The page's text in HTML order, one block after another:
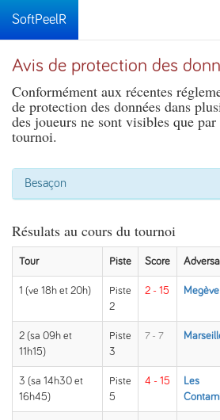
SoftPeelR
Avis de protection des
Conformément aux récentes
de protection des données dans
des joueurs ne sont visibles que
tournoi.
Besaçon
Résulats au cours du tournoi
Tour Piste Score
1 (ve 18h et 20h)
Piste
2
2 - 15 Megève
2 (sa 09h et
11h15)
Piste
3
7 - 7
3 (sa 14h30 et
16h45)
Piste
5
4 - 15
Les